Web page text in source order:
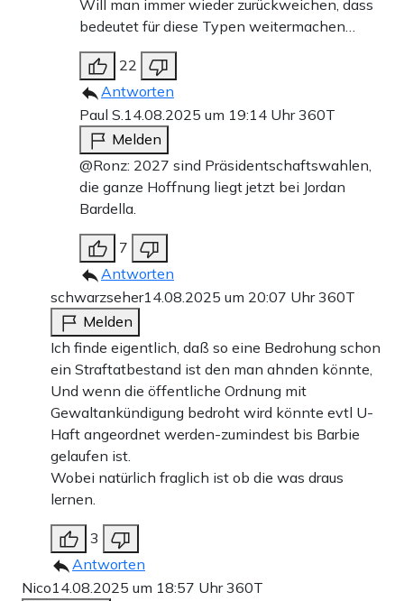
Will man immer wieder zurückweichen, dass
bedeutet für diese Typen weitermachen…
22
Antworten
Paul S. 14.08.2025 um 19:14 Uhr360T
Melden
@Ronz: 2027 sind Präsidentschaftswahlen,
die ganze Hoffnung liegt jetzt bei Jordan
Bardella.
7
Antworten
schwarzseher14.08.2025 um 20:07 Uhr360T
Melden
Ich finde eigentlich, daß so eine Bedrohung schon
ein Straftatbestand ist den man ahnden könnte,
Und wenn die öffentliche Ordnung mit
Gewaltankündigung bedroht wird könnte evtl U-
Haft angeordnet werden-zumindest bis Barbie
gelaufen ist.
Wobei natürlich fraglich ist ob die was draus
lernen.
3
Antworten
Nico14.08.2025 um 18:57 Uhr360T